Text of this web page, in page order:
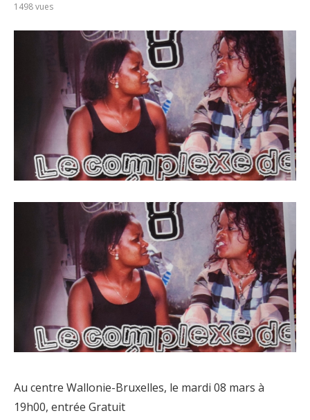
1498vues
Au centre Wallonie-Bruxelles, le mardi 08 mars à
19h00, entrée Gratuit